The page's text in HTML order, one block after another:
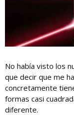
No había visto los
que decir que me
concretamente
formas casi
diferente.